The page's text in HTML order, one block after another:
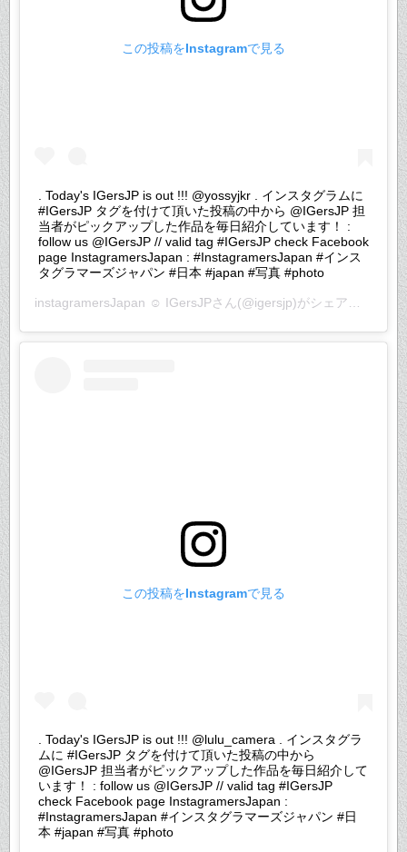
この投稿をInstagramで見る
. Today's IGersJP is out !!! @yossyjkr . インスタグラムに
#IGersJP タグを付けて頂いた投稿の中から @IGersJP 担
当者がピックアップした作品を毎日紹介しています！ :
follow us @IGersJP // valid tag #IGersJP check Facebook
page InstagramersJapan : #InstagramersJapan #インス
タグラマーズジャパン #日本 #japan #写真 #photo
instagramersJapan ☺︎ IGersJPさん(@igersjp)がシェアした投稿 –
この投稿をInstagramで見る
. Today's IGersJP is out !!! @lulu_camera . インスタグラ
ムに #IGersJP タグを付けて頂いた投稿の中から
@IGersJP 担当者がピックアップした作品を毎日紹介して
います！ : follow us @IGersJP // valid tag #IGersJP
check Facebook page InstagramersJapan :
#InstagramersJapan #インスタグラマーズジャパン #日
本 #japan #写真 #photo